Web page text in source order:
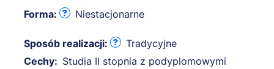
Forma: Niestacjonarne
Sposób realizacji:
Tradycyjne
Cechy: Studia II stopnia z podyplomowymi